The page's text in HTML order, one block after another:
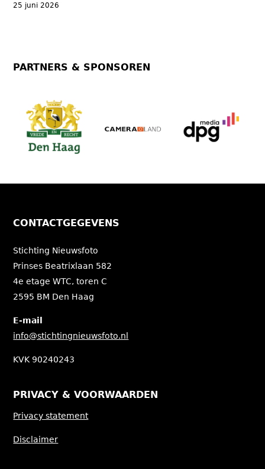
25 juni 2026
PARTNERS & SPONSOREN
CONTACTGEGEVENS
Stichting Nieuwsfoto
Prinses Beatrixlaan 582
4e etage WTC, toren C
2595 BM Den Haag
E-mail
info@stichtingnieuwsfoto.nl
KVK 90240243
PRIVACY & VOORWAARDEN
Privacy statement
Disclaimer